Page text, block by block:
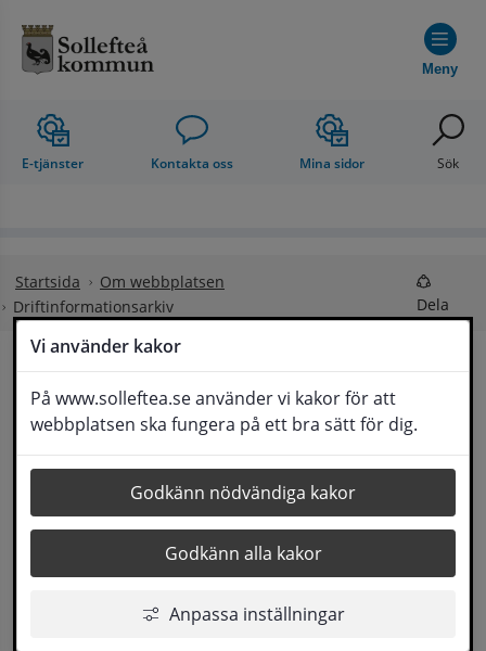
Vi använder kakor
På www.solleftea.se använder vi kakor för att
webbplatsen ska fungera på ett bra sätt för dig.
Godkänn nödvändiga kakor
Godkänn alla kakor
Anpassa inställningar
Meny
E-tjänster Kontakta oss Mina sidor Sök
Startsida
Om webbplatsen
Driftinformationsarkiv
Dela
Driftinformationsarkiv
Augusti Juli Juni Maj April
Mars
Februari
Januari